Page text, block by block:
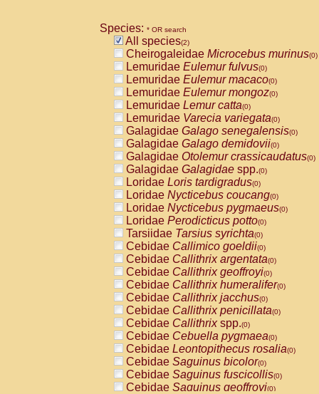
Species: * OR search
All species(2)
Cheirogaleidae Microcebus murinus(0)
Lemuridae Eulemur fulvus(0)
Lemuridae Eulemur macaco(0)
Lemuridae Eulemur mongoz(0)
Lemuridae Lemur catta(0)
Lemuridae Varecia variegata(0)
Galagidae Galago senegalensis(0)
Galagidae Galago demidovii(0)
Galagidae Otolemur crassicaudatus(0)
Galagidae Galagidae spp.(0)
Loridae Loris tardigradus(0)
Loridae Nycticebus coucang(0)
Loridae Nycticebus pygmaeus(0)
Loridae Perodicticus potto(0)
Tarsiidae Tarsius syrichta(0)
Cebidae Callimico goeldii(0)
Cebidae Callithrix argentata(0)
Cebidae Callithrix geoffroyi(0)
Cebidae Callithrix humeralifer(0)
Cebidae Callithrix jacchus(0)
Cebidae Callithrix penicillata(0)
Cebidae Callithrixspp.(0)
Cebidae Cebuella pygmaea(0)
Cebidae Leontopithecus rosalia(0)
Cebidae Saguinus bicolor(0)
Cebidae Saguinus fuscicollis(0)
Cebidae Saguinus geoffroyi(0)